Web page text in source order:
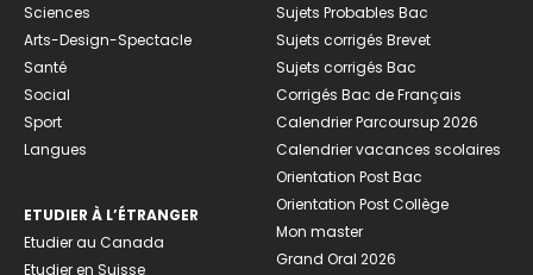
Sciences
Arts-Design-Spectacle
Santé
Social
Sport
Langues
ETUDIER À L’ÉTRANGER
Etudier au Canada
Etudier en Suisse
Sujets Probables Bac
Sujets corrigés Brevet
Sujets corrigés Bac
Corrigés Bac de Français
Calendrier Parcoursup 2026
Calendrier vacances scolaires
Orientation Post Bac
Orientation Post Collège
Mon master
Grand Oral 2026